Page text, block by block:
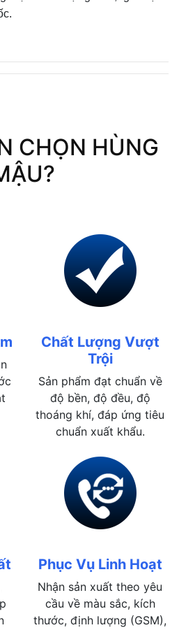
CHỌN HÙNG
Chất Lượng Vượt
Trội
Sản phẩm đạt chuẩn về
độ bền, độ đều, độ
thoáng khí, đáp ứng tiêu
chuẩn xuất khẩu.
Phục Vụ Linh Hoạt
Nhận sản xuất theo yêu
cầu về màu sắc, kích
thước, định lượng (GSM),